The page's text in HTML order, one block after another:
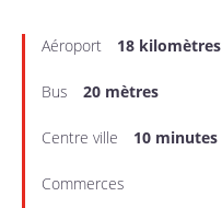
Aéroport 18 kilomètres
Bus 20 mètres
Centre ville 10 minutes
Commerces